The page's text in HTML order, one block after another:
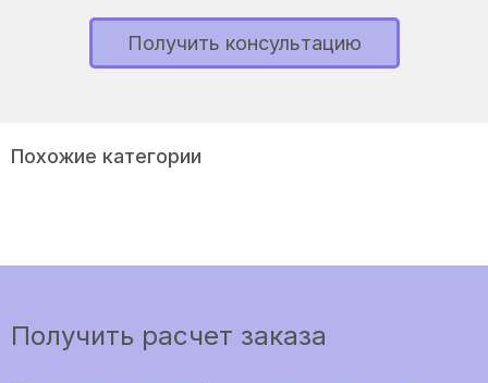
Получить консультацию
Похожие категории
Получить расчет заказа